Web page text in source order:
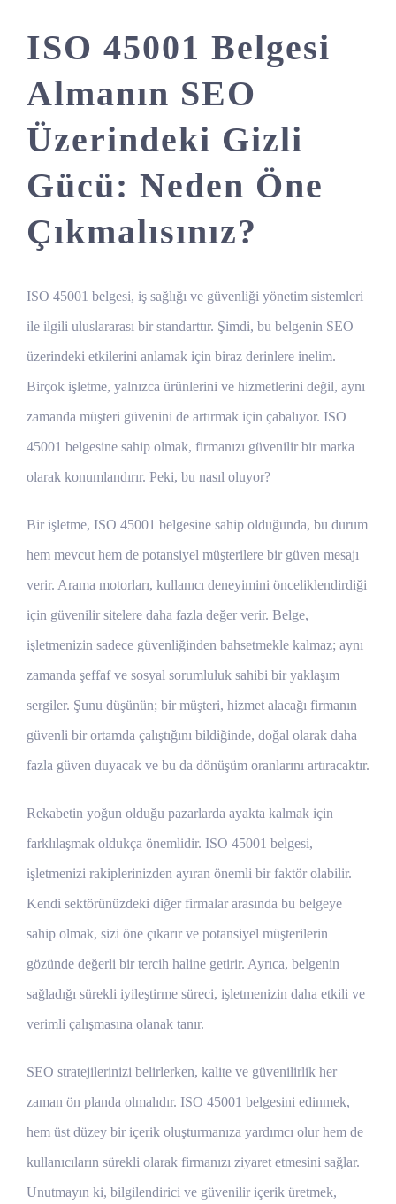
ISO 45001 Belgesi
Almanın SEO
Üzerindeki Gizli
Gücü: Neden Öne
Çıkmalısınız?
ISO 45001 belgesi, iş sağlığı ve güvenliği yönetim sistemleri
ile ilgili uluslararası bir standarttır. Şimdi, bu belgenin SEO
üzerindeki etkilerini anlamak için biraz derinlere inelim.
Birçok işletme, yalnızca ürünlerini ve hizmetlerini değil, aynı
zamanda müşteri güvenini de artırmak için çabalıyor. ISO
45001 belgesine sahip olmak, firmanızı güvenilir bir marka
olarak konumlandırır. Peki, bu nasıl oluyor?
Bir işletme, ISO 45001 belgesine sahip olduğunda, bu durum
hem mevcut hem de potansiyel müşterilere bir güven mesajı
verir. Arama motorları, kullanıcı deneyimini önceliklendirdiği
için güvenilir sitelere daha fazla değer verir. Belge,
işletmenizin sadece güvenliğinden bahsetmekle kalmaz; aynı
zamanda şeffaf ve sosyal sorumluluk sahibi bir yaklaşım
sergiler. Şunu düşünün; bir müşteri, hizmet alacağı firmanın
güvenli bir ortamda çalıştığını bildiğinde, doğal olarak daha
fazla güven duyacak ve bu da dönüşüm oranlarını artıracaktır.
Rekabetin yoğun olduğu pazarlarda ayakta kalmak için
farklılaşmak oldukça önemlidir. ISO 45001 belgesi,
işletmenizi rakiplerinizden ayıran önemli bir faktör olabilir.
Kendi sektörünüzdeki diğer firmalar arasında bu belgeye
sahip olmak, sizi öne çıkarır ve potansiyel müşterilerin
gözünde değerli bir tercih haline getirir. Ayrıca, belgenin
sağladığı sürekli iyileştirme süreci, işletmenizin daha etkili ve
verimli çalışmasına olanak tanır.
SEO stratejilerinizi belirlerken, kalite ve güvenilirlik her
zaman ön planda olmalıdır. ISO 45001 belgesini edinmek,
hem üst düzey bir içerik oluşturmanıza yardımcı olur hem de
kullanıcıların sürekli olarak firmanızı ziyaret etmesini sağlar.
Unutmayın ki, bilgilendirici ve güvenilir içerik üretmek,